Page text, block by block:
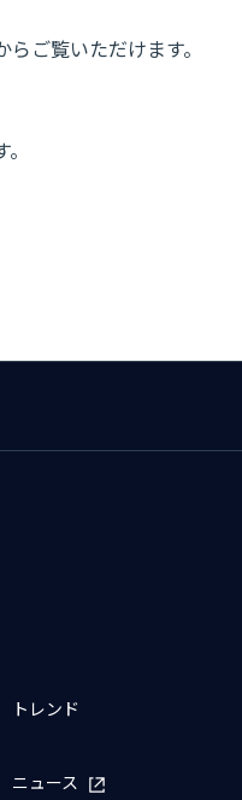
ご覧いただけます。
トレンド
ニュース